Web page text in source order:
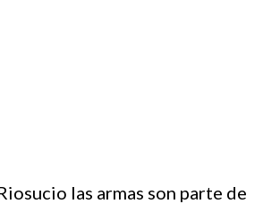
las armas son parte de